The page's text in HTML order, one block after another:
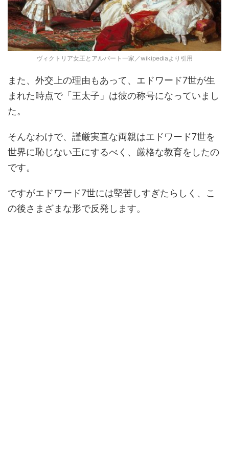
ヴィクトリア女王とアルバート一家／wikipediaより引用
また、外交上の理由もあって、エドワード7世が生
まれた時点で「王太子」は彼の称号になっていまし
た。
そんなわけで、謹厳実直な両親はエドワード7世を
世界に恥じない王にするべく、厳格な教育をしたの
です。
ですがエドワード7世には堅苦しすぎたらしく、こ
の後さまざまな形で反発します。